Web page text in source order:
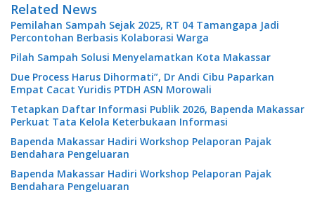
Related News
Pemilahan Sampah Sejak 2025, RT 04 Tamangapa Jadi
Percontohan Berbasis Kolaborasi Warga
Pilah Sampah Solusi Menyelamatkan Kota Makassar
Due Process Harus Dihormati”, Dr Andi Cibu Paparkan
Empat Cacat Yuridis PTDH ASN Morowali
Tetapkan Daftar Informasi Publik 2026, Bapenda Makassar
Perkuat Tata Kelola Keterbukaan Informasi
Bapenda Makassar Hadiri Workshop Pelaporan Pajak
Bendahara Pengeluaran
Bapenda Makassar Hadiri Workshop Pelaporan Pajak
Bendahara Pengeluaran